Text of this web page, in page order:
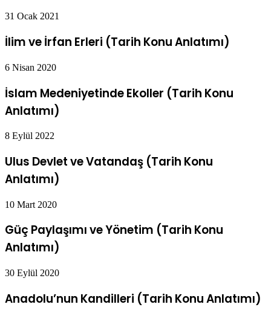
31 Ocak 2021
İlim ve İrfan Erleri (Tarih Konu Anlatımı)
6 Nisan 2020
İslam Medeniyetinde Ekoller (Tarih Konu
Anlatımı)
8 Eylül 2022
Ulus Devlet ve Vatandaş (Tarih Konu
Anlatımı)
10 Mart 2020
Güç Paylaşımı ve Yönetim (Tarih Konu
Anlatımı)
30 Eylül 2020
Anadolu’nun Kandilleri (Tarih Konu Anlatımı)